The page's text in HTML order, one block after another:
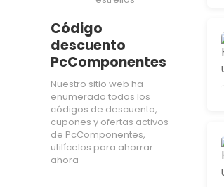
Código
descuento
PcComponentes
Nuestro sitio web ha
enumerado todos los
códigos de descuento,
cupones y ofertas activos
de PcComponentes,
utilícelos para ahorrar
ahora